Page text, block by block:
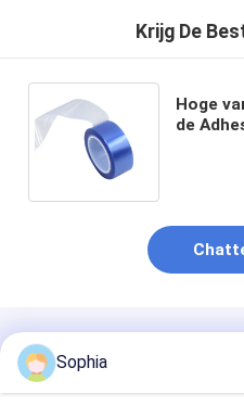
Krijg De
Hoge
de
Geadviseerde Producten
Sophia